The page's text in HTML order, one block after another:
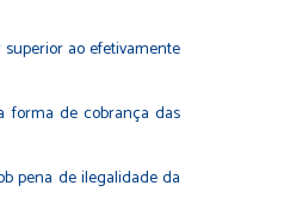
ao efetivamente
forma de cobrança das
pena de ilegalidade da